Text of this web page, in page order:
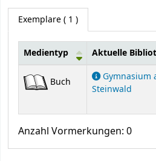
Exemplare( 1 )
Exemplare
Medientyp Aktuelle
Buch
Gymnasium
Steinwald
Anzahl Vormerkungen: 0